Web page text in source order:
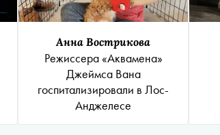
Анна Вострикова
Режиссера «Аквамена»
Джеймса Вана
госпитализировали в Лос-
Анджелесе